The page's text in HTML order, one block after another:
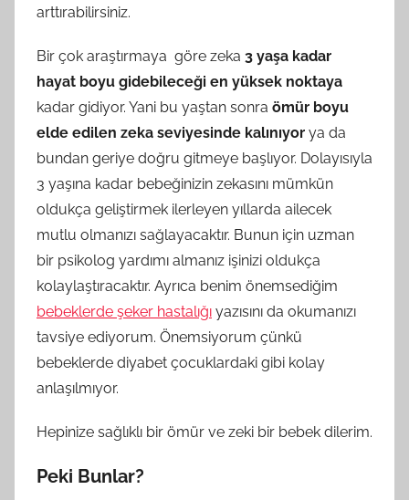
arttırabilirsiniz.
Bir çok araştırmaya göre zeka 3 yaşa kadar
hayat boyu gidebileceği en yüksek noktaya
kadar gidiyor. Yani bu yaştan sonra ömür boyu
elde edilen zeka seviyesinde kalınıyor ya da
bundan geriye doğru gitmeye başlıyor. Dolayısıyla
3 yaşına kadar bebeğinizin zekasını mümkün
oldukça geliştirmek ilerleyen yıllarda ailecek
mutlu olmanızı sağlayacaktır. Bunun için uzman
bir psikolog yardımı almanız işinizi oldukça
kolaylaştıracaktır. Ayrıca benim önemsediğim
bebeklerde şeker hastalığı yazısını da okumanızı
tavsiye ediyorum. Önemsiyorum çünkü
bebeklerde diyabet çocuklardaki gibi kolay
anlaşılmıyor.
Hepinize sağlıklı bir ömür ve zeki bir bebek dilerim.
Peki Bunlar?